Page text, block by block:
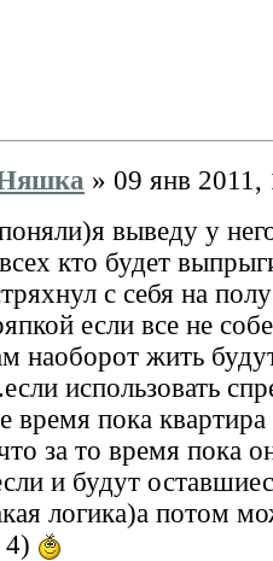
» 09 янв 2011,
выведу у
кто будет
с себя на
если все не
наоборот жить
использовать
время пока
за то время пока
и будут
логика)а потом
4)